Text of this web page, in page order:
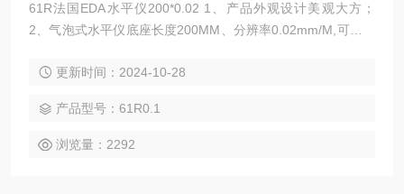
61R法国EDA水平仪200*0.02 1、产品外观设计美观大方；
2、气泡式水平仪底座长度200MM、分辨率0.02mm/M,可选配
常年保持精度。
更新时间：2024-10-28
产品型号：61R0.1
浏览量：2292